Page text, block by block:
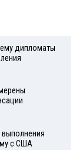
дипломаты
выполнения
с США